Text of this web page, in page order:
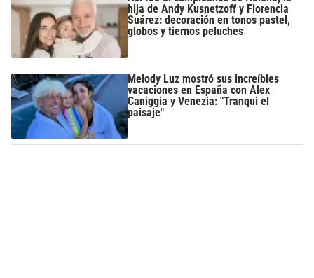
hija de Andy Kusnetzoff y Florencia
Suárez: decoración en tonos pastel,
globos y tiernos peluches
Melody Luz mostró sus increíbles
vacaciones en España con Alex
Caniggia y Venezia: "Tranqui el
paisaje"